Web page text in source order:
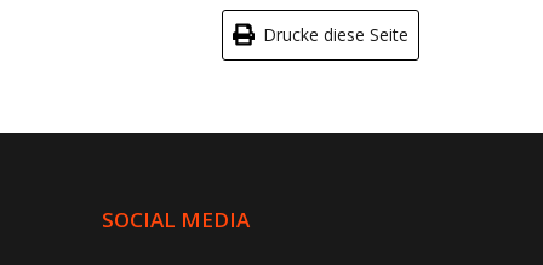
Drucke diese Seite
SOCIAL MEDIA